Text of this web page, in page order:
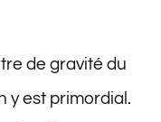
de gravité du
y est primordial.